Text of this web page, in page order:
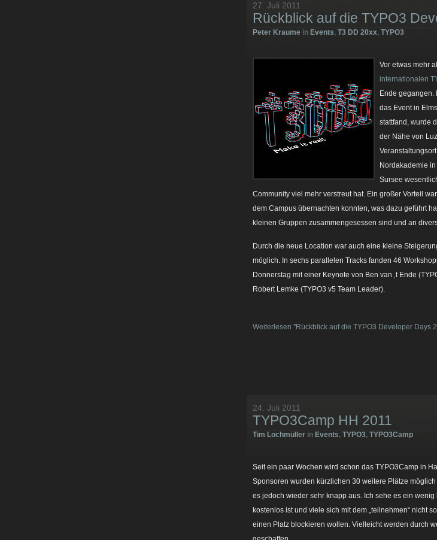
27. Juli 2011
Rückblick auf die TYPO3
Peter Kraume in Events, T3 DD 20xx, TYPO3
Vor etwas mehr
internationalen
Ende gegangen.
das Event in
stattfand, wurde
der Nähe von
Nordakademie
Sursee
Community viel mehr verstreut hat. Ein großer Vorteil
dem Campus übernachten konnten, was dazu geführt
kleinen Gruppen zusammengesessen sind und an
Durch die neue Location war auch eine kleine
möglich. In sechs parallelen Tracks fanden 46
Donnerstag mit einer Keynote von Ben van ‚t Ende
Robert Lemke (TYPO3 v5 Team Leader).
Weiterlesen "Rückblick auf die TYPO3 Developer Days
24. Juli 2011
TYPO3Camp HH 2011
Tim Lochmüller in Events, TYPO3, TYPO3Camp
Seit ein paar Wochen wird schon das TYPO3Camp in
Sponsoren wurden kürzlichen 30 weitere Plätze möglich
es jedoch wieder sehr knapp aus. Ich sehe es ein
kostenlos ist und viele sich mit dem „teilnehmen“ nicht
einen Platz blockieren wollen. Vielleicht werden durch